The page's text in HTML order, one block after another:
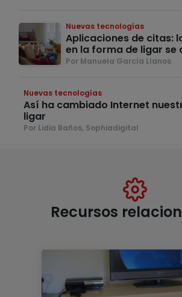
Nuevas tecnologías
Aplicaciones de citas:
en la forma de ligar se
Por Manuela García Llanos
Nuevas tecnologías
Así ha cambiado Internet
ligar
Por Lidia Baños, Sophiadigital
Recursos